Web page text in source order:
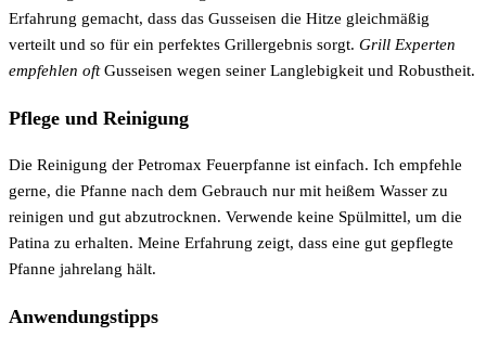
Erfahrung gemacht, dass das Gusseisen die Hitze gleichmäßig
verteilt und so für ein perfektes Grillergebnis sorgt. Grill Experten
empfehlen oftGusseisen wegen seiner Langlebigkeit und Robustheit.
Pflege und Reinigung
Die Reinigung der Petromax Feuerpfanne ist einfach. Ich empfehle
gerne, die Pfanne nach dem Gebrauch nur mit heißem Wasser zu
reinigen und gut abzutrocknen. Verwende keine Spülmittel, um die
Patina zu erhalten. Meine Erfahrung zeigt, dass eine gut gepflegte
Pfanne jahrelang hält.
Anwendungstipps